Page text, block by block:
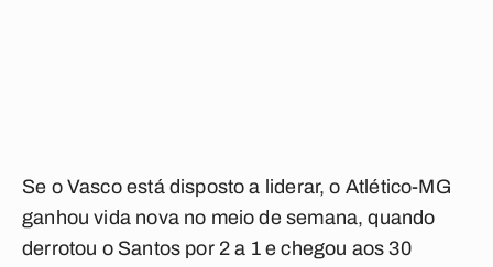
Se o Vasco está disposto a liderar, o Atlético-MG
ganhou vida nova no meio de semana, quando
derrotou o Santos por 2 a 1 e chegou aos 30